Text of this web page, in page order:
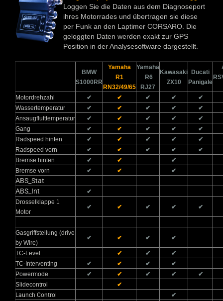
Loggen Sie die Daten aus dem Diagnoseport
ihres Motorrades und übertragen sie diese
per Funk an den Laptimer CORSARO. Die
geloggten Daten werden exakt zur GPS
Position in der Analysesoftware dargestellt.
BMW
S1000RR
Yamaha
R1
RN32/49/65
Yamaha
R6
RJ27
Kawasaki
ZX10
Ducati
Panigale
Motordrehzahl ✔ ✔ ✔ ✔
✔
Wassertemperatur
✔ ✔ ✔ ✔
✔
Ansaugflufttemperatur
✔ ✔ ✔ ✔
✔
Gang
✔ ✔ ✔ ✔
✔
Radspeed hinten
✔ ✔ ✔ ✔
✔
Radspeed vorn
✔ ✔ ✔ ✔
✔
Bremse hinten
✔ ✔
✔
Bremse vorn
✔ ✔ ✔
ABS_Stat
ABS_Int
✔
Drosselklappe 1
Motor
✔ ✔ ✔ ✔ ✔
Gasgriffstellung (drive
by Wire)
✔ ✔ ✔ ✔
TC-Level ✔ ✔
✔
TC-Interventing
✔ ✔ ✔
✔
Powermode
✔ ✔ ✔ ✔
✔
Slidecontrol
✔
Launch Control
✔